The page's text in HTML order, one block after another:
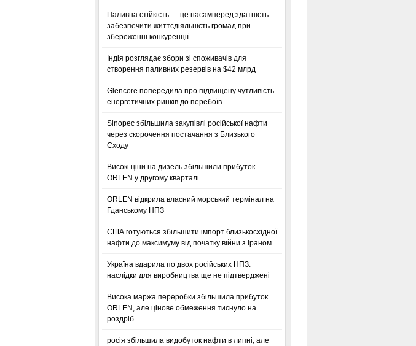
Паливна стійкість — це насамперед здатність
забезпечити життєдіяльність громад при
збереженні конкуренції
Індія розглядає збори зі споживачів для
створення паливних резервів на $42 млрд
Glencore попередила про підвищену чутливість
енергетичних ринків до перебоїв
Sinopec збільшила закупівлі російської нафти
через скорочення постачання з Близького
Сходу
Високі ціни на дизель збільшили прибуток
ORLEN у другому кварталі
ORLEN відкрила власний морський термінал на
Гданському НПЗ
США готуються збільшити імпорт близькосхідної
нафти до максимуму від початку війни з Іраном
Україна вдарила по двох російських НПЗ:
наслідки для виробництва ще не підтверджені
Висока маржа переробки збільшила прибуток
ORLEN, але цінове обмеження тиснуло на
роздріб
росія збільшила видобуток нафти в липні, але